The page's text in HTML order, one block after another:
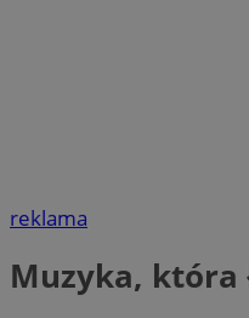
reklama
Muzyka, która